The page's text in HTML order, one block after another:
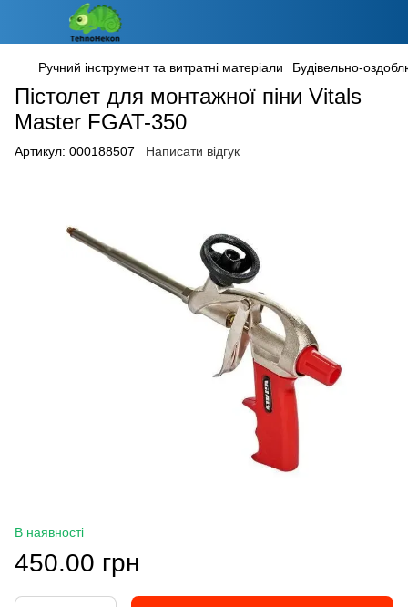
Ручний інструмент та витратні матеріали Будівельно-
Пістолет для монтажної піни Vitals
Master FGAT-350
Артикул: 000188507 Написати відгук
В наявності
450.00 грн